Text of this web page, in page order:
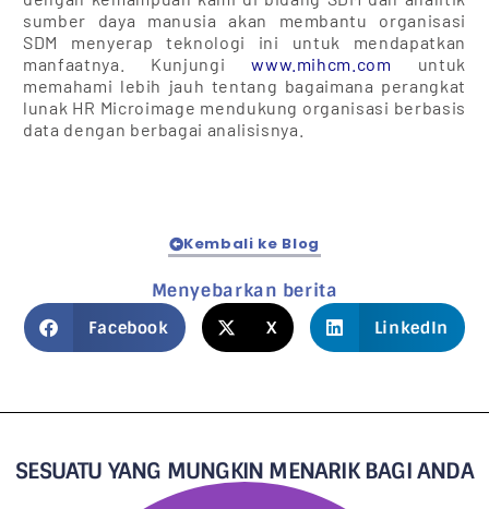
sumber daya manusia akan membantu organisasi
SDM menyerap teknologi ini untuk mendapatkan
manfaatnya. Kunjungiwww.mihcm.com untuk
memahami lebih jauh tentang bagaimana perangkat
lunak HR Microimage mendukung organisasi berbasis
data dengan berbagai analisisnya.
Kembali ke Blog
Menyebarkan berita
Facebook X LinkedIn
SESUATU YANG MUNGKIN MENARIK BAGI ANDA